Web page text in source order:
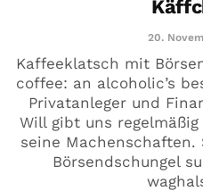
20.
Kaffeeklatsch mit
coffee: an alcoholic’s
Privatanleger und
Will gibt uns
seine Machenschaften.
Börsendschungel